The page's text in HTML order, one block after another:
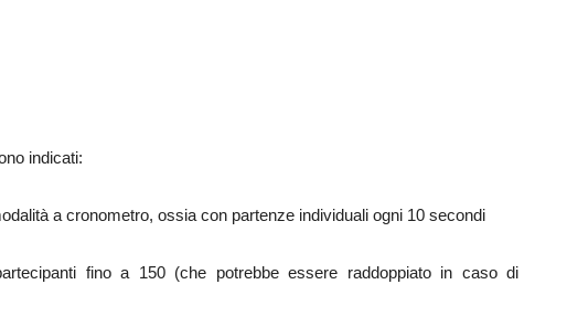
indicati:
a cronometro, ossia con partenze individuali ogni 10 secondi
fino a 150 (che potrebbe essere raddoppiato in caso di